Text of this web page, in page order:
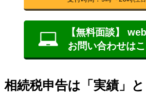
【無料面談】
お問い合わせはこ
相続税申告は「実績」